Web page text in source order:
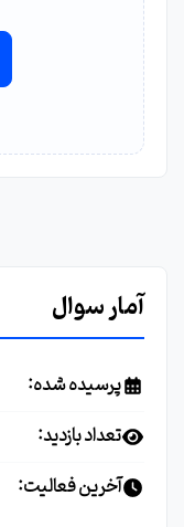
آمار سوال
پرسیده شده:
تعداد بازدید:
آخرین فعالیت: